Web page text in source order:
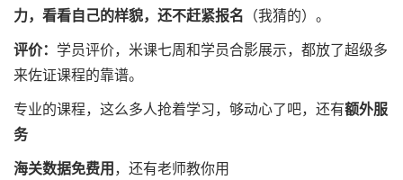
力，看看自己的样貌，还不赶紧报名 （我猜的）。
评价： 学员评价，米课七周和学员合影展示，都放了超级多
来佐证课程的靠谱。
专业的课程，这么多人抢着学习，够动心了吧，还有额外服
务
海关数据免费用 ，还有老师教你用